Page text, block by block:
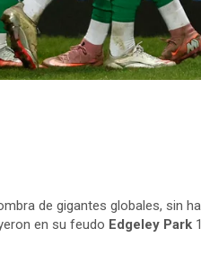
de gigantes globales, sin
en su feudo Edgeley Park 1